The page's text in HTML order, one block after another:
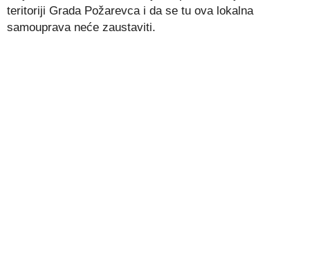
teritoriji Grada Požarevca i da se tu ova lokalna
samouprava neće zaustaviti.